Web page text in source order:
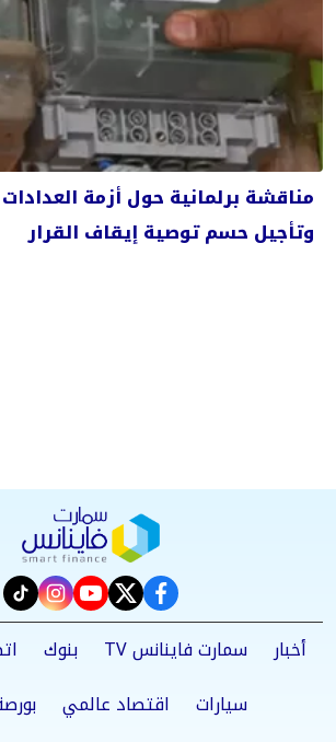
مناقشة برلمانية حول أزمة
وتأجيل حسم توصية إيقاف القرار
facebook
twitter
youtube
أخبار
سمارت فاينانس TV بنوك
سيارات
اقتصاد عالمي